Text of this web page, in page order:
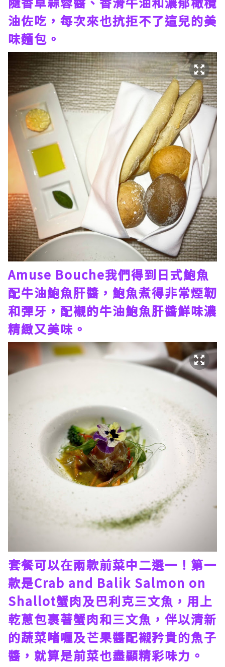
油佐吃，每次來也抗拒不了這兒的美
味麵包。
Amuse Bouche我們得到日式鮑魚
配牛油鮑魚肝醬，鮑魚煮得非常煙靭
和彈牙，配襯的牛油鮑魚肝醬鮮味濃
精緻又美味。
套餐可以在兩款前菜中二選一！第一
款是Crab and Balik Salmon on
Shallot蟹肉及巴利克三文魚，用上
乾蔥包裹著蟹肉和三文魚，伴以清新
的蔬菜啫喱及芒果醬配襯矜貴的魚子
醬，就算是前菜也盡顯精彩味力。